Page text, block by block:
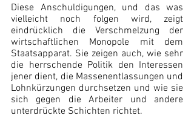
Diese Anschuldigungen, und das was
vielleicht noch folgen wird, zeigt
eindrücklich die Verschmelzung der
wirtschaftlichen Monopole mit dem
Staatsapparat. Sie zeigen auch, wie sehr
die herrschende Politik den Interessen
jener dient, die Massenentlassungen und
Lohnkürzungen durchsetzen und wie sie
sich gegen die Arbeiter und andere
unterdrückte Schichten richtet.